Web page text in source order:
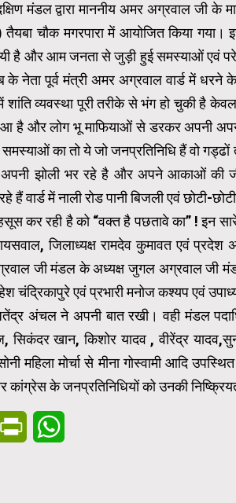
मंडल द्वारा माननीय अमर अग्रवाल जी के
तैयबा चौक मगरपारा में आयोजित किया
है और आम जनता से जुड़ी हुई समस्याओं एवं
नेता पूर्व मंत्री अमर अग्रवाल वार्ड में धरने
शांति व्यवस्था पूरी तरीके से भंग हो चुकी है
है और लोग भू माफियाओं से डरकर अपनी
का तो ये जो जनप्रतिनिधि हैं वो
झोली भर रहे है और अपने आकाओं की
हैं वार्ड में नाली रोड पानी बिजली एवं छोटी-
कर रही है को “वक्त है पछतावे का” ! इन
जिलाध्यक्ष रामदेव कुमावत एवं
जी मंडल के अध्यक्ष जुगल अग्रवाल जी मंडल
महेश चंद्रिकापुरे एवं प्रभारी मनोज कश्यप एवं
अंचल ने अपनी बात रखी। वही मंडल
सिकंदर खान, किशोर यादव , वीरेंद्र
महिला मोर्चा से मीना गोस्वामी आदि
कांग्रेस के जनप्रतिनिधियों को उनकी
PrintFriendly